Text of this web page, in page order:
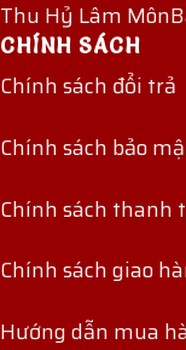
Thu Hỷ Lâm Môn
CHÍNH SÁCH
Chính sách đổi trả
Chính sách bảo
Chính sách thanh
Chính sách giao
Hướng dẫn mua